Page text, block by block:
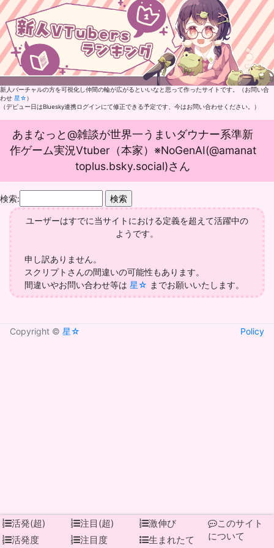
新人バーチャルの方を可視化し仲間の輪が広がるといいなと思って作ったサイトです。（お問い合
わせ 星☆）
（デビュー日はBluesky連携ログインにて修正できる予定です、今はお問い合わせください。）
あまなっと@雑談が世界一うまいダウナー系準新
作ゲーム実況Vtuber（本家）※NoGenAI(@amanat
toplus.bsky.social)さん
検索:
ユーザーはすでに当サイトにおける定義を超えて活躍中の
ようです。
申し訳ありません。
スクリプトさんの間違いの可能性もあります。
間違いやお問い合わせ等は 星☆ までお願いいたします。
Copyright © 星☆ Policy
活発(超)
活発度
注目(超)
注目度
激伸び
生まれたて
このサイト
について